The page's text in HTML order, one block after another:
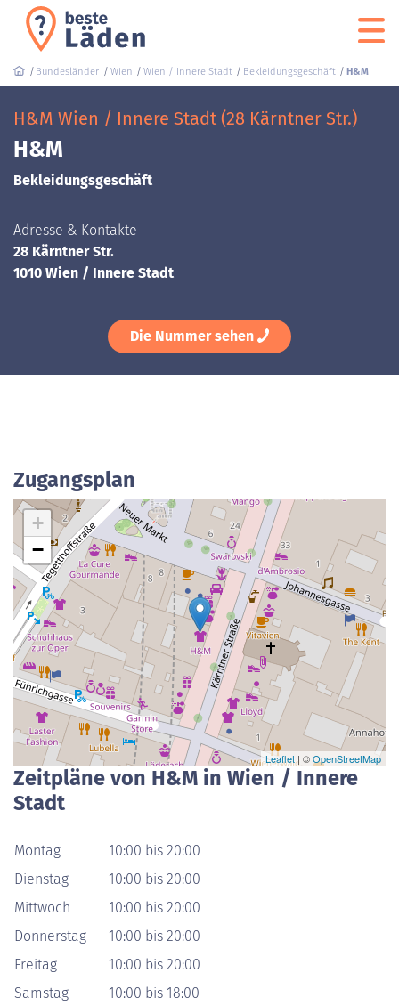
Bundesländer Wien Wien / Innere Stadt Bekleidungsgeschäft H&M
H&M Wien / Innere Stadt (28 Kärntner Str.)
H&M
Bekleidungsgeschäft
Adresse & Kontakte
28 Kärntner Str.
1010 Wien / Innere Stadt
Die Nummer sehen
Zugangsplan
+
−
Leaflet| ©OpenStreetMap
Zeitpläne von H&M in Wien / Innere
Stadt
Montag
10:00 bis 20:00
Dienstag
10:00 bis 20:00
Mittwoch
10:00 bis 20:00
Donnerstag
10:00 bis 20:00
Freitag
10:00 bis 20:00
Samstag
10:00 bis 18:00